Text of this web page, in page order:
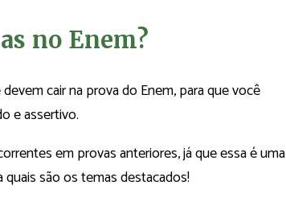
no Enem?
cair na prova do Enem, para que você
e assertivo.
em provas anteriores, já que essa é uma
são os temas destacados!